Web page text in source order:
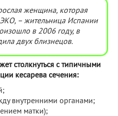
женщина, которая
– жительница Испании
в 2006 году, в
двух близнецов.
столкнуться с типичными
кесарева сечения:
внутренними органами;
матки);